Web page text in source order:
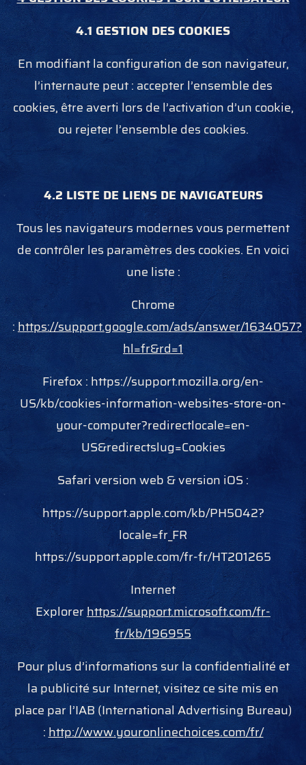
4.1 GESTION DES COOKIES
En modifiant la configuration de son navigateur,
l’internaute peut : accepter l’ensemble des
cookies, être averti lors de l’activation d’un cookie,
ou rejeter l’ensemble des cookies.
4.2 LISTE DE LIENS DE NAVIGATEURS
Tous les navigateurs modernes vous permettent
de contrôler les paramètres des cookies. En voici
une liste :
Chrome
:https://support.google.com/ads/answer/1634057?
hl=fr&rd=1
Firefox : https://support.mozilla.org/en-
US/kb/cookies-information-websites-store-on-
your-computer?redirectlocale=en-
US&redirectslug=Cookies
Safari version web & version iOS :
https://support.apple.com/kb/PH5042?
locale=fr_FR
https://support.apple.com/fr-fr/HT201265
Internet
Explorerhttps://support.microsoft.com/fr-
fr/kb/196955
Pour plus d’informations sur la confidentialité et
la publicité sur Internet, visitez ce site mis en
place par l’IAB (International Advertising Bureau)
:http://www.youronlinechoices.com/fr/